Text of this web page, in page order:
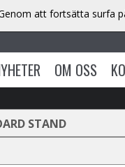
OM OSS
STAND
att fortsätta surfa